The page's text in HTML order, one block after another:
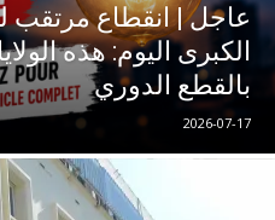
عاجل | انقطاع مرتقب
الكبرى اليوم: هذه
بالقطع الدوري
2026-07-17